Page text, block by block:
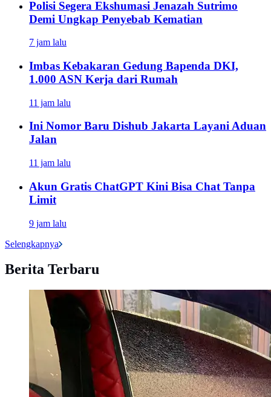
Polisi Segera Ekshumasi Jenazah Sutrimo
Demi Ungkap Penyebab Kematian
7 jam lalu
Imbas Kebakaran Gedung Bapenda DKI,
1.000 ASN Kerja dari Rumah
11 jam lalu
Ini Nomor Baru Dishub Jakarta Layani Aduan
Jalan
11 jam lalu
Akun Gratis ChatGPT Kini Bisa Chat Tanpa
Limit
9 jam lalu
Selengkapnya
Berita Terbaru